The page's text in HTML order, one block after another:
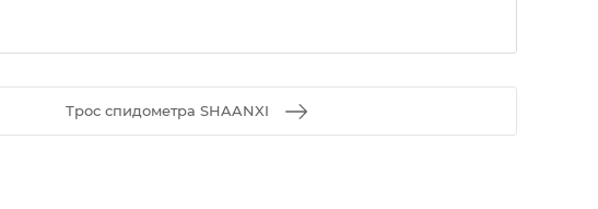
Трос спидометра SHAANXI